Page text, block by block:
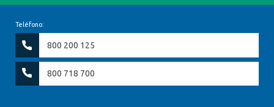
Teléfono:
800 200 125
800 718 700